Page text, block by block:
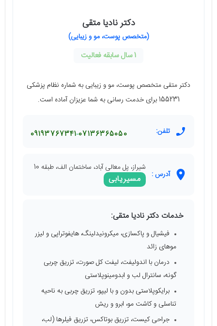
دکتر نادیا متقی
(متخصص پوست، مو و زیبایی)
1 سال سابقه فعالیت
دکتر متقی متخصص پوست، مو و زیبایی به شماره نظام پزشکی
155231 برای خدمت رسانی به شما عزیزان آماده است.
تلفن: 07136365050
09193767341
آدرس :
شیراز، پل معالی آباد، ساختمان الف، طبقه 10
مسیریابی
خدمات دکتر نادیا متقی:
فیشیال و پاکسازی، میکرونیدلینگ، هایفوتراپی و لیزر
موهای زائد
درمان با اندولیفت، لیفت کل صورت، تزریق چربی
گونه، سانترال لب و ابدومینوپلاستی
برایکوپلاستی بدون و با لیپو، تزریق چربی به ناحیه
تناسلی و کاشت مو، ابرو و ریش
جراحی کیست، تزریق بوتاکس، تزریق فیلرها (لب،